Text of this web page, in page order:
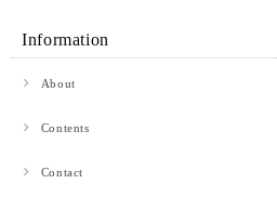
Information
About
Contents
Contact